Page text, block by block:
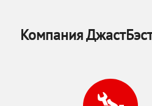
Компания